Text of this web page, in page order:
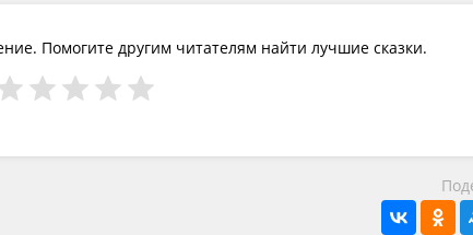
Помогите другим читателям найти лучшие сказки.